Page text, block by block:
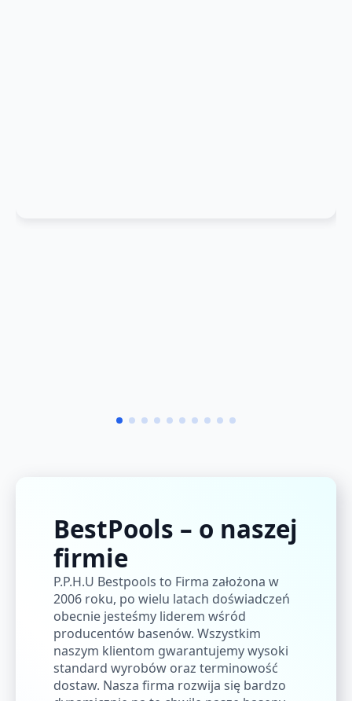
BestPools – o naszej
firmie
P.P.H.U Bestpools to Firma założona w
2006 roku, po wielu latach doświadczeń
obecnie jesteśmy liderem wśród
producentów basenów. Wszystkim
naszym klientom gwarantujemy wysoki
standard wyrobów oraz terminowość
dostaw. Nasza firma rozwija się bardzo